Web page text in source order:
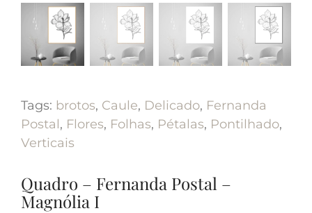
Tags: brotos, Caule, Delicado, Fernanda
Postal, Flores, Folhas, Pétalas, Pontilhado,
Verticais
Quadro – Fernanda Postal –
Magnólia I